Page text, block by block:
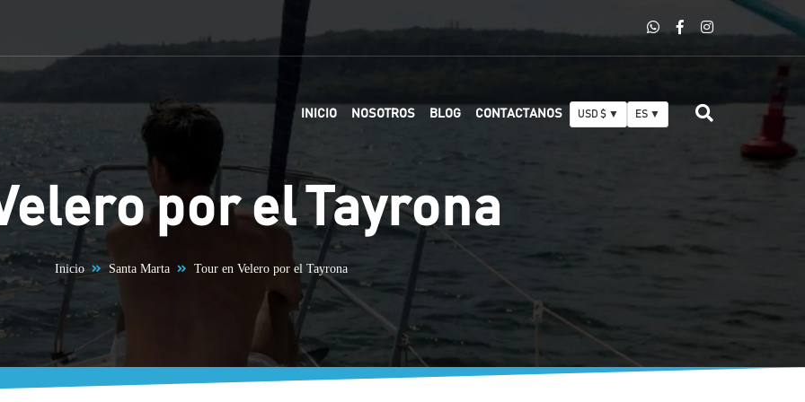
INICIO NOSOTROS BLOG CONTACTANOS USD $ ▼ ES ▼
por el Tayrona
Inicio Santa Marta Tour en Velero por el Tayrona